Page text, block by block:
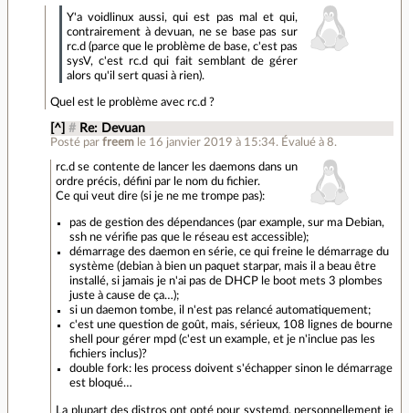
Y'a voidlinux aussi, qui est pas mal et qui,
contrairement à devuan, ne se base pas sur
rc.d (parce que le problème de base, c'est pas
sysV, c'est rc.d qui fait semblant de gérer
alors qu'il sert quasi à rien).
Quel est le problème avec rc.d ?
[^] # Re: Devuan
Posté parfreem le 16 janvier 2019 à 15:34. Évalué à8.
rc.d se contente de lancer les daemons dans un
ordre précis, défini par le nom du fichier.
Ce qui veut dire (si je ne me trompe pas):
pas de gestion des dépendances (par example, sur ma Debian,
ssh ne vérifie pas que le réseau est accessible);
démarrage des daemon en série, ce qui freine le démarrage du
système (debian à bien un paquet starpar, mais il a beau être
installé, si jamais je n'ai pas de DHCP le boot mets 3 plombes
juste à cause de ça…);
si un daemon tombe, il n'est pas relancé automatiquement;
c'est une question de goût, mais, sérieux, 108 lignes de bourne
shell pour gérer mpd (c'est un example, et je n'inclue pas les
fichiers inclus)?
double fork: les process doivent s'échapper sinon le démarrage
est bloqué…
La plupart des distros ont opté pour systemd, personnellement je